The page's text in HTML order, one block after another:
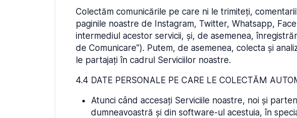
Colectăm comunicările pe care ni le trimiteți,
paginile noastre de Instagram, Twitter, Whatsapp,
intermediul acestor servicii, și, de asemenea,
de Comunicare"). Putem, de asemenea, colecta și
le partajați în cadrul Serviciilor noastre.
4.4 DATE PERSONALE PE CARE LE COLECTĂM
Atunci când accesați Serviciile noastre, noi și
dumneavoastră și din software-ul acestuia, în